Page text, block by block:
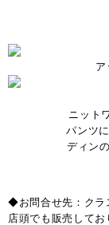
ア
ニット
パンツ
ディン
◆お問合せ先：クラ
店頭でも販売してお